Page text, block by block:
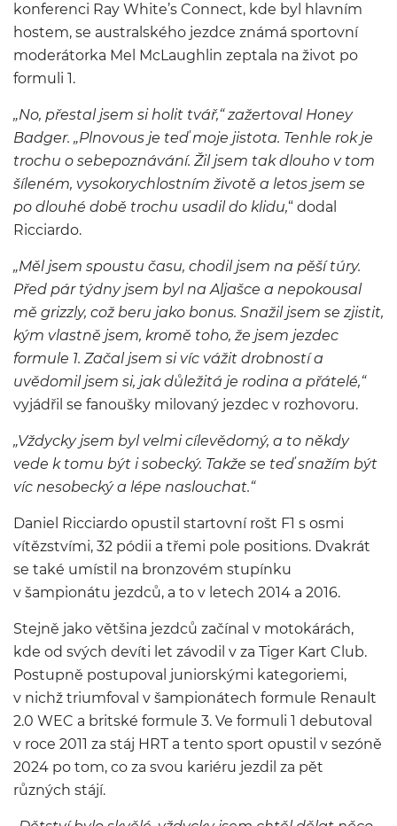
konferenci Ray White’s Connect, kde byl hlavním
hostem, se australského jezdce známá sportovní
moderátorka Mel McLaughlin zeptala na život po
formuli 1.
„No, přestal jsem si holit tvář,“ zažertoval Honey
Badger. „Plnovous je teď moje jistota. Tenhle rok je
trochu o sebepoznávání. Žil jsem tak dlouho v tom
šíleném, vysokorychlostním životě a letos jsem se
po dlouhé době trochu usadil do klidu,“ dodal
Ricciardo.
„Měl jsem spoustu času, chodil jsem na pěší túry.
Před pár týdny jsem byl na Aljašce a nepokousal
mě grizzly, což beru jako bonus. Snažil jsem se zjistit,
kým vlastně jsem, kromě toho, že jsem jezdec
formule 1. Začal jsem si víc vážit drobností a
uvědomil jsem si, jak důležitá je rodina a přátelé,“
vyjádřil se fanoušky milovaný jezdec v rozhovoru.
„Vždycky jsem byl velmi cílevědomý, a to někdy
vede k tomu být i sobecký. Takže se teď snažím být
víc nesobecký a lépe naslouchat.“
Daniel Ricciardo opustil startovní rošt F1 s osmi
vítězstvími, 32 pódii a třemi pole positions. Dvakrát
se také umístil na bronzovém stupínku
v šampionátu jezdců, a to v letech 2014 a 2016.
Stejně jako většina jezdců začínal v motokárách,
kde od svých devíti let závodil v za Tiger Kart Club.
Postupně postupoval juniorskými kategoriemi,
v nichž triumfoval v šampionátech formule Renault
2.0 WEC a britské formule 3. Ve formuli 1 debutoval
v roce 2011 za stáj HRT a tento sport opustil v sezóně
2024 po tom, co za svou kariéru jezdil za pět
různých stájí.